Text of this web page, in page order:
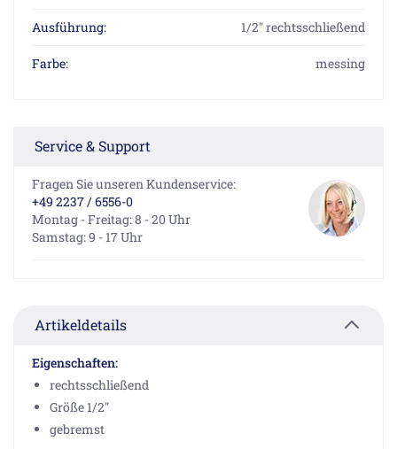
Ausführung: 1/2" rechtsschließend
Farbe: messing
Service & Support
Fragen Sie unseren Kundenservice:
+49 2237 / 6556-0
Montag - Freitag: 8 - 20 Uhr
Samstag: 9 - 17 Uhr
Artikeldetails
Eigenschaften:
rechtsschließend
Größe 1/2"
gebremst